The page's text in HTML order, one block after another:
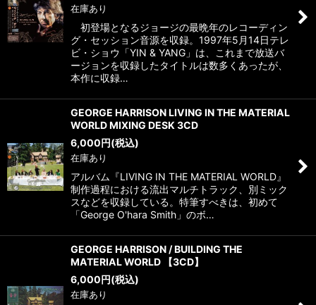
在庫あり
初登場となるジョージの最晩年のレコーディン
グ・セッション音源を収録。1997年5月14日テレ
ビ・ショウ「YIN & YANG」は、これまで放送バ
ージョンを収録したタイトルは数多くあったが、
本作に収録…
GEORGE HARRISON LIVING IN THE MATERIAL
WORLD MIXING DESK 3CD
6,000円(税込)
在庫あり
アルバム『LIVING IN THE MATERIAL WORLD』
制作過程における流出マルチトラック、別ミック
スなどを収録している。特筆すべきは、初めて
「George O'hara Smith」のボ…
GEORGE HARRISON / BUILDING THE
MATERIAL WORLD 【3CD】
6,000円(税込)
在庫あり